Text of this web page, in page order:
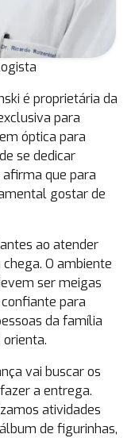
é proprietária da
para
óptica para
se dedicar
que para
gostar de
ao atender
O ambiente
ser meigas
para
da família
orienta.
vai buscar os
a entrega.
atividades
de figurinhas,